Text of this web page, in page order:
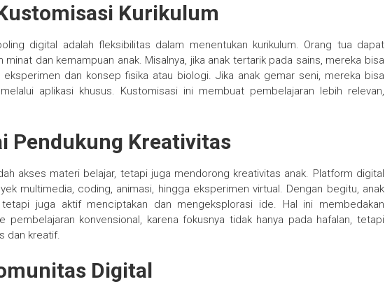
Kurikulum
digital adalah fleksibilitas dalam menentukan kurikulum. Orang tua dapat
dan kemampuan anak. Misalnya, jika anak tertarik pada sains, mereka bisa
dan konsep fisika atau biologi. Jika anak gemar seni, mereka bisa
aplikasi khusus. Kustomisasi ini membuat pembelajaran lebih relevan,
Pendukung Kreativitas
akses materi belajar, tetapi juga mendorong kreativitas anak. Platform digital
multimedia, coding, animasi, hingga eksperimen virtual. Dengan begitu, anak
juga aktif menciptakan dan mengeksplorasi ide. Hal ini membedakan
konvensional, karena fokusnya tidak hanya pada hafalan, tetapi
dan kreatif.
Digital